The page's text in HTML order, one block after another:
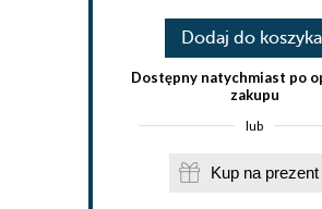
Dodaj do koszyka
Dostępny natychmiast po
zakupu
lub
Kup na prezent